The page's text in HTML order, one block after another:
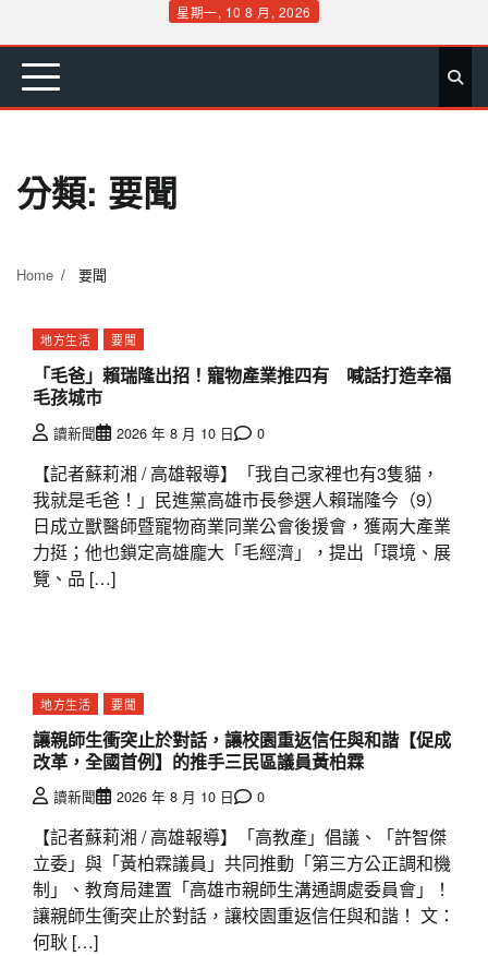
content
星期一, 10 8 月, 2026
首 要 娛 生 社 文 公 運 旅 政 地 專
分類: 要聞
Home 要聞
地方生活 要聞
「毛爸」賴瑞隆出招！寵物產業推四有 喊話打造幸福
毛孩城市
讀新聞 2026 年 8 月 10 日 0
【記者蘇莉湘 / 高雄報導】「我自己家裡也有3隻貓，
我就是毛爸！」民進黨高雄市長參選人賴瑞隆今（9）
日成立獸醫師暨寵物商業同業公會後援會，獲兩大產業
力挺；他也鎖定高雄龐大「毛經濟」，提出「環境、展
覽、品 […]
地方生活 要聞
讓親師生衝突止於對話，讓校園重返信任與和諧【促成
改革，全國首例】的推手三民區議員黃柏霖
讀新聞 2026 年 8 月 10 日 0
【記者蘇莉湘 / 高雄報導】「高教產」倡議、「許智傑
立委」與「黃柏霖議員」共同推動「第三方公正調和機
制」、教育局建置「高雄市親師生溝通調處委員會」！
讓親師生衝突止於對話，讓校園重返信任與和諧！ 文：
何耿 […]